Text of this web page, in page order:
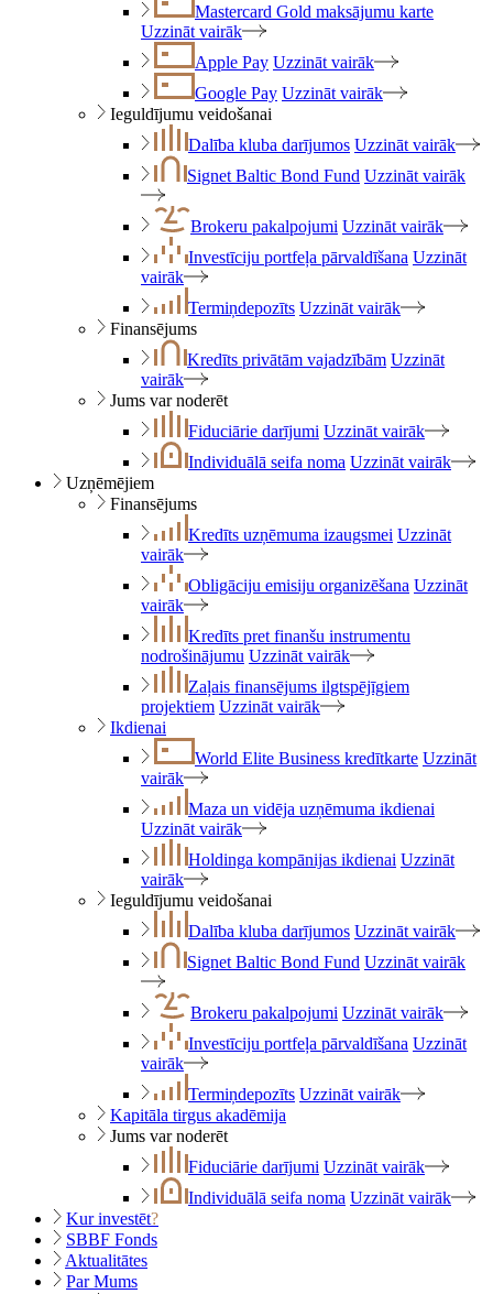
Mastercard Gold maksājumu karte
Uzzināt vairāk
Apple Pay Uzzināt vairāk
Google Pay Uzzināt vairāk
Ieguldījumu veidošanai
Dalība kluba darījumos Uzzināt vairāk
Signet Baltic Bond Fund Uzzināt vairāk
Brokeru pakalpojumi Uzzināt vairāk
Investīciju portfeļa pārvaldīšana Uzzināt
vairāk
Termiņdepozīts Uzzināt vairāk
Finansējums
Kredīts privātām vajadzībām Uzzināt
vairāk
Jums var noderēt
Fiduciārie darījumi Uzzināt vairāk
Individuālā seifa noma Uzzināt vairāk
Uzņēmējiem
Finansējums
Kredīts uzņēmuma izaugsmei Uzzināt
vairāk
Obligāciju emisiju organizēšana Uzzināt
vairāk
Kredīts pret finanšu instrumentu
nodrošinājumu Uzzināt vairāk
Zaļais finansējums ilgtspējīgiem
projektiem Uzzināt vairāk
Ikdienai
World Elite Business kredītkarte Uzzināt
vairāk
Maza un vidēja uzņēmuma ikdienai
Uzzināt vairāk
Holdinga kompānijas ikdienai Uzzināt
vairāk
Ieguldījumu veidošanai
Dalība kluba darījumos Uzzināt vairāk
Signet Baltic Bond Fund Uzzināt vairāk
Brokeru pakalpojumi Uzzināt vairāk
Investīciju portfeļa pārvaldīšana Uzzināt
vairāk
Termiņdepozīts Uzzināt vairāk
Kapitāla tirgus akadēmija
Jums var noderēt
Fiduciārie darījumi Uzzināt vairāk
Individuālā seifa noma Uzzināt vairāk
Kur investēt?
SBBF Fonds
Aktualitātes
Par Mums